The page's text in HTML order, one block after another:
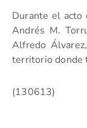
Durante el acto
Andrés M.
Alfredo
territorio donde
(130613)